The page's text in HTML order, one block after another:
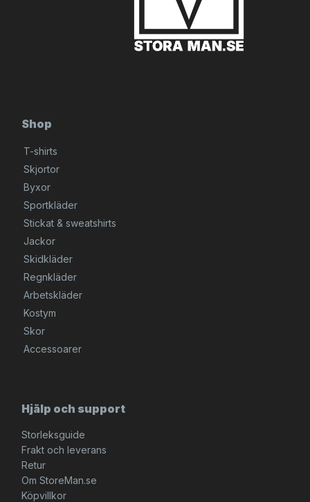
Shop
T-shirts
Skjortor
Byxor
Sportkläder
Stickat & sweatshirts
Jackor
Skidkläder
Regnkläder
Arbetskläder
Kostym
Skor
Accessoarer
Hjälp och support
Storleksguide
Frakt och leverans
Retur
Om StoreMan.se
Köpvillkor